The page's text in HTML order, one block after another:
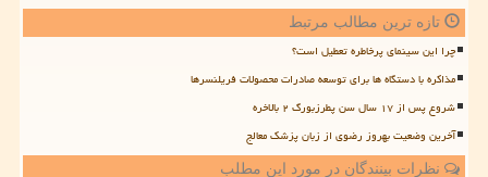
تازه ترین مطالب مرتبط
چرا این سینمای پرخاطره تعطیل است؟
مذاکره با دستگاه ها برای توسعه صادرات محصولات فریلنسرها
شروع پس از ۱۷ سال سن پطرزبورگ ۲ بالاخره
آخرین وضعیت بهروز رضوی از زبان پزشک معالج
نظرات بینندگان در مورد این مطلب